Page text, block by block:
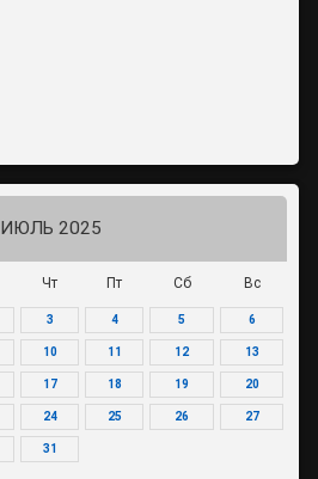
ИЮЛЬ 2025
Чт Пт Сб Вс
3 4 5 6
10 11 12 13
17 18 19 20
24 25 26 27
31